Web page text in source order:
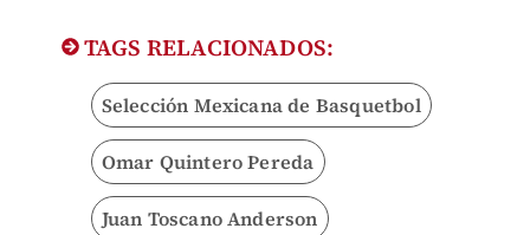
TAGS RELACIONADOS:
Selección Mexicana de Basquetbol
Omar Quintero Pereda
Juan Toscano Anderson